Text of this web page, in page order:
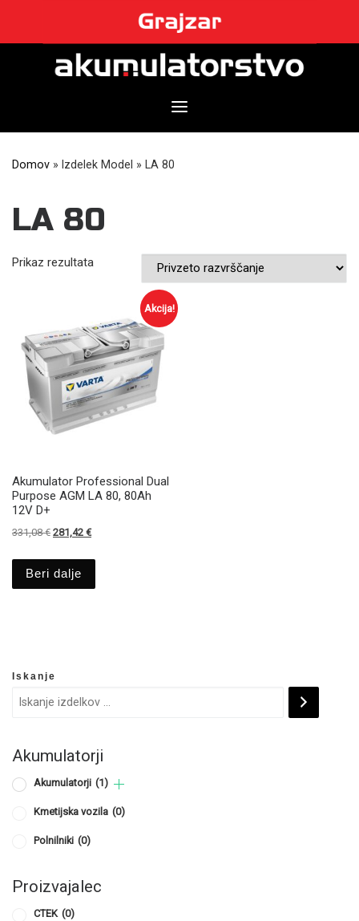
content
Domov » Izdelek Model » LA 80
LA 80
Prikaz rezultata
Akcija!
Akumulator Professional Dual
Purpose AGM LA 80, 80Ah
12V D+
331,08€ Izvirna cena je bila: 331,08 €.
281,42 €Trenutna cena je: 281,42 €.
Beri dalje
Iskanje
Akumulatorji
Akumulatorji (1)
Kmetijska vozila (0)
Polnilniki (0)
Proizvajalec
CTEK (0)